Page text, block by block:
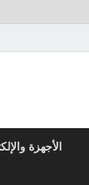
الأجهزة